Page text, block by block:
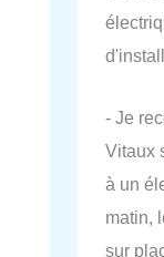
- Je
Vitaux
à un
matin,
sur